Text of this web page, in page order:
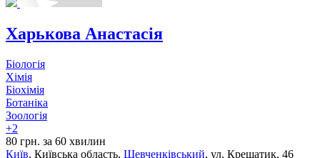
Харькова Анастасія
Біологія
Хімія
Біохімія
Ботаніка
Зоологія
+2
80 грн. за 60 хвилин
Київ, Київська область, Шевченківський, ул. Крещатик, 46